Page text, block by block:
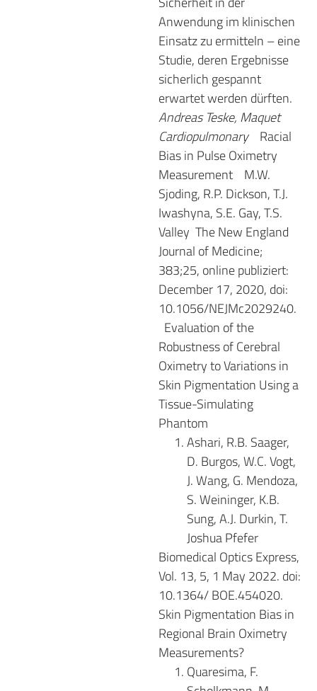
Anwendung im klinischen
Einsatz zu ermitteln – eine
Studie, deren Ergebnisse
sicherlich gespannt
erwartet werden dürften.
Andreas Teske, Maquet
Cardiopulmonary
Racial
Bias in Pulse Oximetry
Measurement
M.W.
Sjoding, R.P. Dickson, T.J.
Iwashyna, S.E. Gay, T.S.
Valley The New England
Journal of Medicine;
383;25, online publiziert:
December 17, 2020, doi:
10.1056/NEJMc2029240.
Evaluation of the
Robustness of Cerebral
Oximetry to Variations in
Skin Pigmentation Using a
Tissue-Simulating
Phantom
Ashari, R.B. Saager,
D. Burgos, W.C. Vogt,
J. Wang, G. Mendoza,
S. Weininger, K.B.
Sung, A.J. Durkin, T.
Joshua Pfefer
Biomedical Optics Express,
Vol. 13, 5, 1 May 2022. doi:
10.1364/ BOE.454020.
Skin Pigmentation Bias in
Regional Brain Oximetry
Measurements?
Quaresima, F.